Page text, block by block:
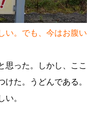
い。でも、今はお腹い
思った。しかし、ここ
た。うどんである。
い。